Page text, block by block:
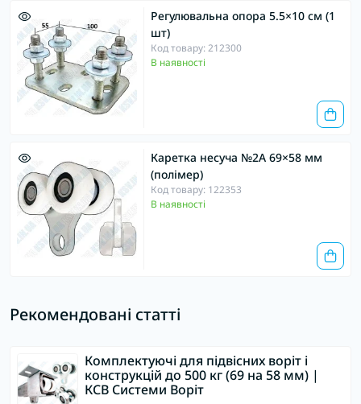
Регулювальна опора 5.5×10 см (1
шт)
Код товару: 212300
В наявності
Каретка несуча №2А 69×58 мм
(полімер)
Код товару: 122353
В наявності
Рекомендовані статті
Комплектуючі для підвісних воріт і
конструкцій до 500 кг (69 на 58 мм) |
КСВ Системи Воріт